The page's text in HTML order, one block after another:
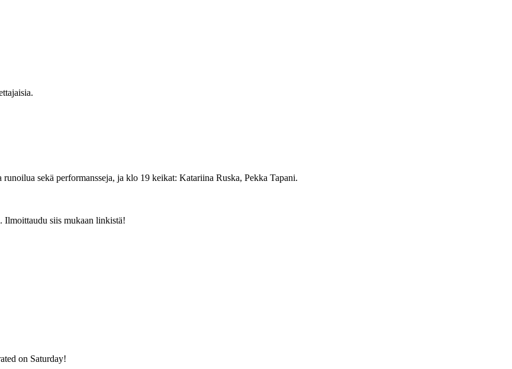
sekä performansseja, ja klo 19 keikat: Katariina Ruska, Pekka Tapani.
Ilmoittaudu siis mukaan linkistä!
on Saturday!